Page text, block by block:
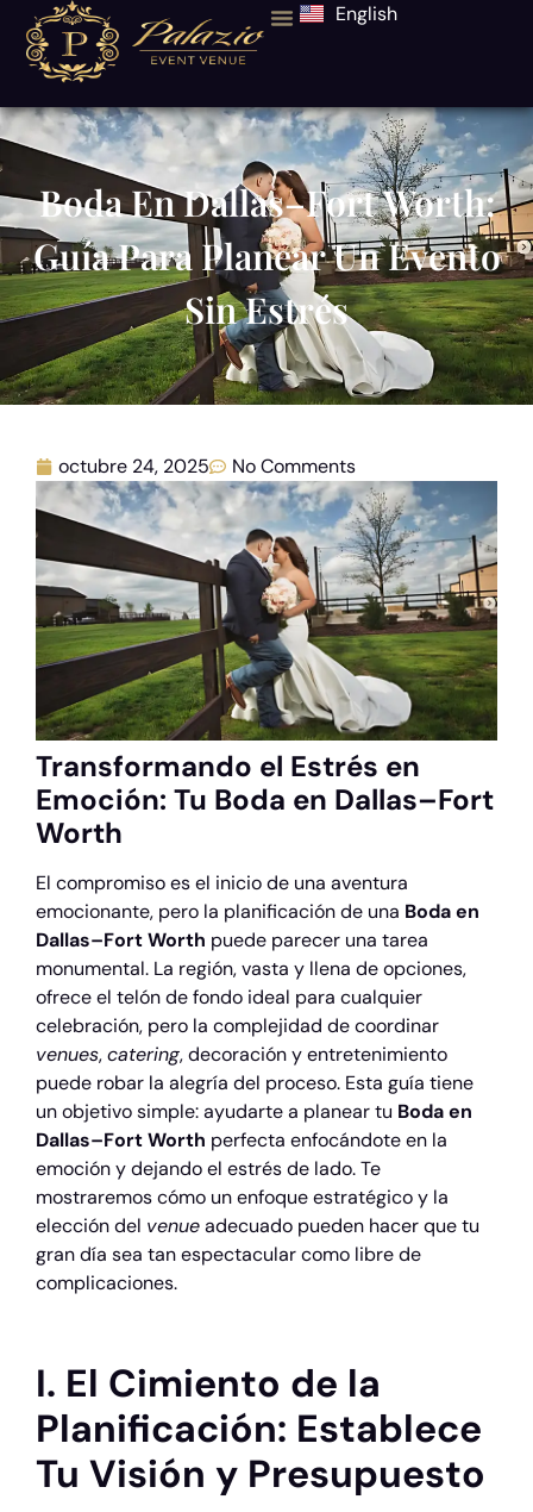
English
Boda En Dallas–Fort Worth:
Guía Para Planear Un Evento
Sin Estrés
octubre 24, 2025 No Comments
Transformando el Estrés en
Emoción: Tu Boda en Dallas–Fort
Worth
El compromiso es el inicio de una aventura
emocionante, pero la planificación de una Boda en
Dallas–Fort Worth puede parecer una tarea
monumental. La región, vasta y llena de opciones,
ofrece el telón de fondo ideal para cualquier
celebración, pero la complejidad de coordinar
venues,catering, decoración y entretenimiento
puede robar la alegría del proceso. Esta guía tiene
un objetivo simple: ayudarte a planear tu Boda en
Dallas–Fort Worth perfecta enfocándote en la
emoción y dejando el estrés de lado. Te
mostraremos cómo un enfoque estratégico y la
elección del venueadecuado pueden hacer que tu
gran día sea tan espectacular como libre de
complicaciones.
I. El Cimiento de la
Planificación: Establece
Tu Visión y Presupuesto